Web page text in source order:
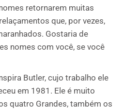
retornarem muitas
que, por vezes,
Gostaria de
nomes com você, se você
Butler, cujo trabalho ele
em 1981. Ele é muito
quatro Grandes, também os